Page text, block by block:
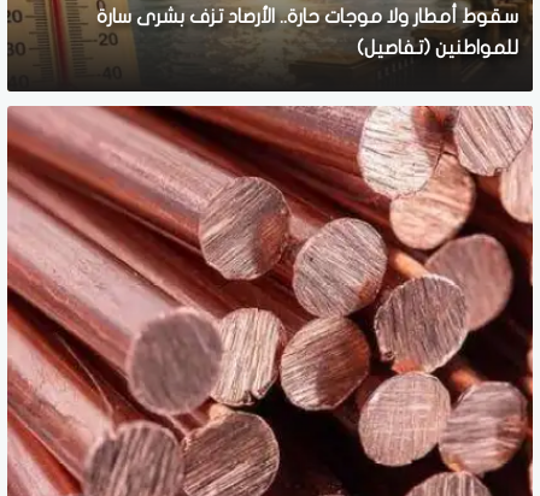
سقوط أمطار ولا موجات حارة.. الأرصاد تزف بشرى سارة
للمواطنين (تفاصيل)